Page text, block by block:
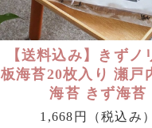
【送料込み】きずノ
板海苔20枚入り 瀬戸
海苔 きず海苔
1,668円 （税込み）